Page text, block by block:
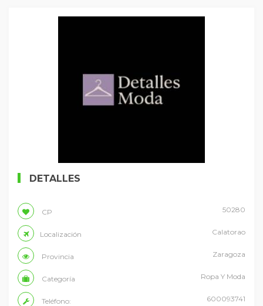
DETALLES
CP 50280
Localización Calatorao
Provincia Zaragoza
Categoría Ropa Y Moda
Teléfono: 600093741